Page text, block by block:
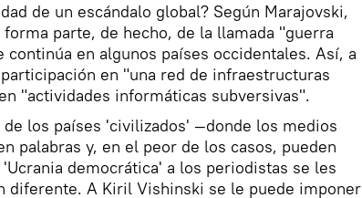
de un escándalo global? Según Marajovski,
parte, de hecho, de la llamada "guerra
continúa en algunos países occidentales. Así, a
en "una red de infraestructuras
"actividades informáticas subversivas".
los países 'civilizados' —donde los medios
palabras y, en el peor de los casos, pueden
democrática' a los periodistas se les
diferente. A Kiril Vishinski se le puede imponer